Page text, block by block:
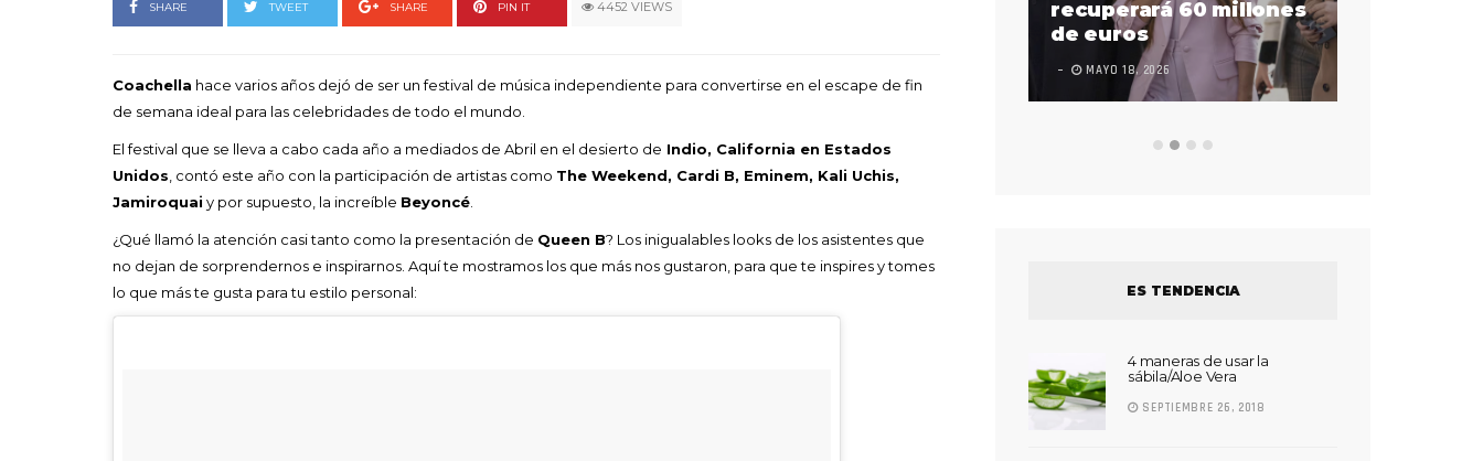
SHARE TWEET SHARE PIN IT 4452 VIEWS
Coachella hace varios años dejó de ser un festival de música independiente para convertirse en el escape de fin
de semana ideal para las celebridades de todo el mundo.
El festival que se lleva a cabo cada año a mediados de Abril en el desierto de Indio, California en Estados
Unidos , contó este año con la participación de artistas como The Weekend, Cardi B, Eminem, Kali Uchis,
Jamiroquai y por supuesto, la increíble Beyoncé
¿Qué llamó la atención casi tanto como la presentación de Queen B? Los inigualables looks de los asistentes que
no dejan de sorprendernos e inspirarnos. Aquí te mostramos los que más nos gustaron, para que te inspires y tomes
lo que más te gusta para tu estilo personal:
Goyo un himno por la
vida de las mujeres
recuperará 60 millones
de euros
MAYO 18, 2026
ES TENDENCIA
4 maneras de usar la
sábila/Aloe Vera
SEPTIEMBRE 26, 2018